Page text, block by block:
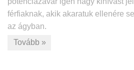
férfiaknak, akik akaratuk ellenére
az ágyban.
Tovább »